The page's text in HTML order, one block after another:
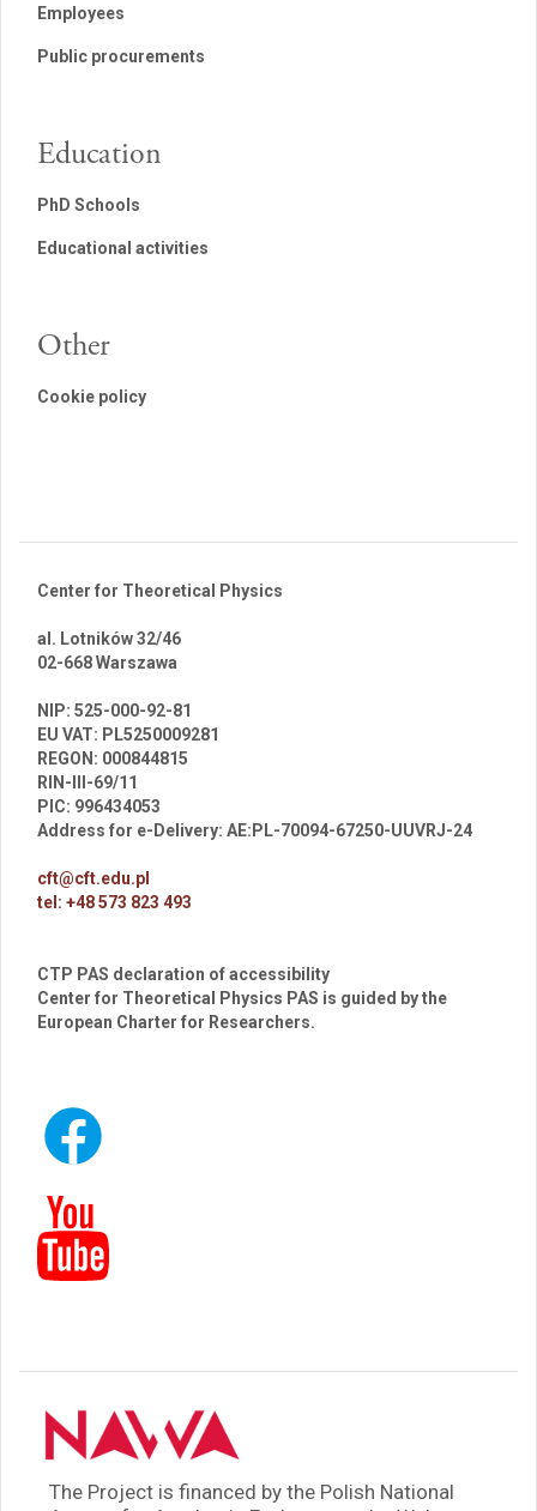
Employees
Public procurements
Education
PhD Schools
Educational activities
Other
Cookie policy
Center for Theoretical Physics
al. Lotników 32/46
02-668 Warszawa
NIP: 525-000-92-81
EU VAT: PL5250009281
REGON: 000844815
RIN-III-69/11
PIC: 996434053
Address for e-Delivery: AE:PL-70094-67250-UUVRJ-24
cft@cft.edu.pl
tel: +48 573 823 493
CTP PAS declaration of accessibility
Center for Theoretical Physics PAS is guided by the
European Charter for Researchers.
The Project is financed by the Polish National